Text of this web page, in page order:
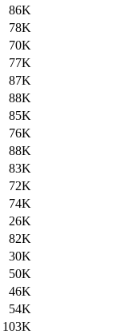
86K
78K
70K
77K
87K
88K
85K
76K
88K
83K
72K
74K
26K
82K
30K
50K
46K
54K
103K